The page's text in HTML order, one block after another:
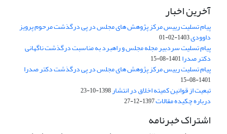
آخرین اخبار
پیام تسلیت رییس مرکز پژوهش های مجلس در پی درگذشت مرحوم پرویز
داوودی1403-02-01
پیام تسلیت سردبیر مجله مجلس و راهبرد به مناسبت درگذشت ناگهانی
دکتر صدرا1401-08-15
پیام تسلیت رییس مرکز پژوهش های مجلس در پی درگذشت دکتر صدرا
1401-08-15
تبعیت از قوانین کمیته اخلاق در انتشار1398-10-23
درباره چکیده مقالات1397-12-27
اشتراک خبرنامه